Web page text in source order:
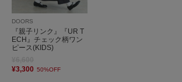
DOORS
『親子リンク』『UR T
ECH』チェック柄ワン
ピース(KIDS)
¥3,300 50%OFF